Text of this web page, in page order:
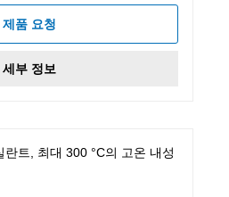
제품 요청
세부 정보